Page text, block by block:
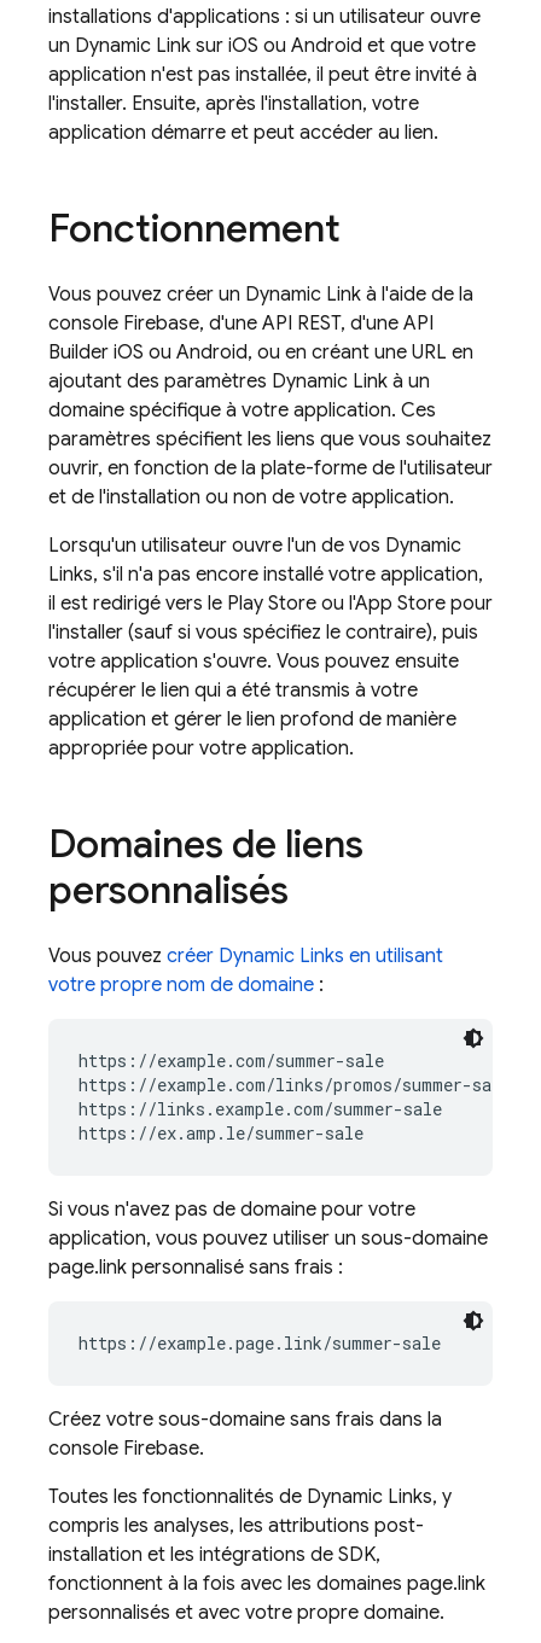
installations d'applications : si un utilisateur ouvre
un Dynamic Link sur iOS ou Android et que votre
application n'est pas installée, il peut être invité à
l'installer. Ensuite, après l'installation, votre
application démarre et peut accéder au lien.
Fonctionnement
Vous pouvez créer un Dynamic Link à l'aide de la
console Firebase, d'une API REST, d'une API
Builder iOS ou Android, ou en créant une URL en
ajoutant des paramètres Dynamic Link à un
domaine spécifique à votre application. Ces
paramètres spécifient les liens que vous souhaitez
ouvrir, en fonction de la plate-forme de l'utilisateur
et de l'installation ou non de votre application.
Lorsqu'un utilisateur ouvre l'un de vos Dynamic
Links, s'il n'a pas encore installé votre application,
il est redirigé vers le Play Store ou l'App Store pour
l'installer (sauf si vous spécifiez le contraire), puis
votre application s'ouvre. Vous pouvez ensuite
récupérer le lien qui a été transmis à votre
application et gérer le lien profond de manière
appropriée pour votre application.
Domaines de liens
personnalisés
Vous pouvez créer Dynamic Links en utilisant
votre propre nom de domaine :
https://example.com/summer-sale
https://example.com/links/promos/summer-sale
https://links.example.com/summer-sale
Si vous n'avez pas de domaine pour votre
application, vous pouvez utiliser un sous-domaine
page.link personnalisé sans frais :
https://example.page.link/summer-sale
Créez votre sous-domaine sans frais dans la
console Firebase.
Toutes les fonctionnalités de Dynamic Links, y
compris les analyses, les attributions post-
installation et les intégrations de SDK,
fonctionnent à la fois avec les domaines page.link
personnalisés et avec votre propre domaine.